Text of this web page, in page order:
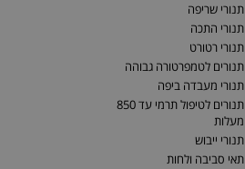
תנורי שריפה
תנורי התכה
תנורי רטורט
תנורים לטמפרטורה גבוהה
תנורי מעבדה ביפה
תנורים לטיפול תרמי עד 850
מעלות
תנורי ייבוש
תאי סביבה ולחות